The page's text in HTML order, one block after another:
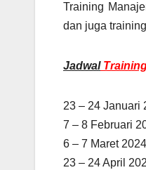
Training
dan juga
Jadwal
23 – 24 Januari
7 – 8 Februari
6 – 7 Maret 2024
23 – 24 April